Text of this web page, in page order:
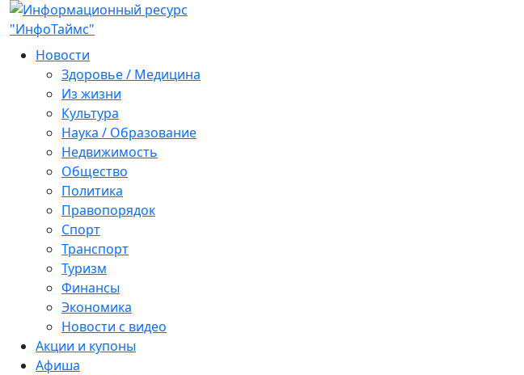
Новости
Здоровье / Медицина
Из жизни
Культура
Наука / Образование
Недвижимость
Общество
Политика
Правопорядок
Спорт
Транспорт
Туризм
Финансы
Экономика
Новости с видео
Акции и купоны
Афиша